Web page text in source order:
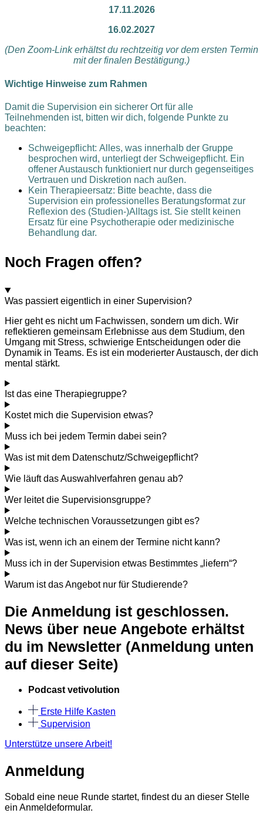
17.11.2026
16.02.2027
(Den Zoom-Link erhältst du rechtzeitig vor dem ersten Termin
mit der finalen Bestätigung.)
Wichtige Hinweise zum Rahmen
Damit die Supervision ein sicherer Ort für alle
Teilnehmenden ist, bitten wir dich, folgende Punkte zu
beachten:
Schweigepflicht: Alles, was innerhalb der Gruppe
besprochen wird, unterliegt der Schweigepflicht. Ein
offener Austausch funktioniert nur durch gegenseitiges
Vertrauen und Diskretion nach außen.
Kein Therapieersatz: Bitte beachte, dass die
Supervision ein professionelles Beratungsformat zur
Reflexion des (Studien-)Alltags ist. Sie stellt keinen
Ersatz für eine Psychotherapie oder medizinische
Behandlung dar.
Noch Fragen offen?
Was passiert eigentlich in einer Supervision?
Hier geht es nicht um Fachwissen, sondern um dich. Wir
reflektieren gemeinsam Erlebnisse aus dem Studium, den
Umgang mit Stress, schwierige Entscheidungen oder die
Dynamik in Teams. Es ist ein moderierter Austausch, der dich
mental stärkt.
Ist das eine Therapiegruppe?
Kostet mich die Supervision etwas?
Muss ich bei jedem Termin dabei sein?
Was ist mit dem Datenschutz/Schweigepflicht?
Wie läuft das Auswahlverfahren genau ab?
Wer leitet die Supervisionsgruppe?
Welche technischen Voraussetzungen gibt es?
Was ist, wenn ich an einem der Termine nicht kann?
Muss ich in der Supervision etwas Bestimmtes „liefern“?
Warum ist das Angebot nur für Studierende?
Die Anmeldung ist geschlossen.
News über neue Angebote erhältst
du im Newsletter (Anmeldung unten
auf dieser Seite)
Podcast vetivolution
Erste Hilfe Kasten
Supervision
Unterstütze unsere Arbeit!
Anmeldung
Sobald eine neue Runde startet, findest du an dieser Stelle
ein Anmeldeformular.